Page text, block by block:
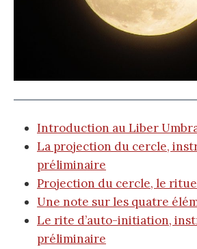
Introduction au Liber
La projection du cercle,
préliminaire
Projection du cercle, le
Une note sur les quatre
Le rite d’auto-initiation,
préliminaire